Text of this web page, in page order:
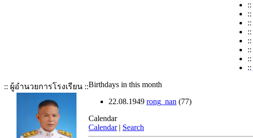
::
::
::
::
::
::
::
::
:: ผู้อำนวยการโรงเรียน ::Birthdays in this month
22.08.1949 rong_nan (77)
Calendar
Calendar | Search